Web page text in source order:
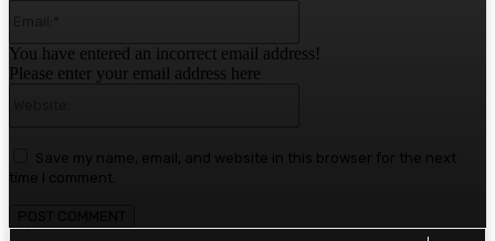
You have entered an incorrect email address!
Please enter your email address here
Save my name, email, and website in this browser for the next
time I comment.